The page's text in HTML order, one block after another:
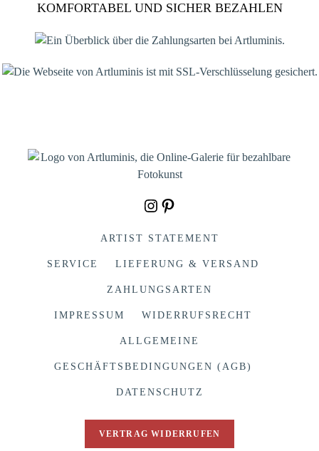
KOMFORTABEL UND SICHER BEZAHLEN
InstagramPinterest
ARTIST STATEMENT
SERVICE LIEFERUNG & VERSAND
ZAHLUNGSARTEN
IMPRESSUM WIDERRUFSRECHT
ALLGEMEINE
GESCHÄFTSBEDINGUNGEN (AGB)
DATENSCHUTZ
VERTRAG WIDERRUFEN